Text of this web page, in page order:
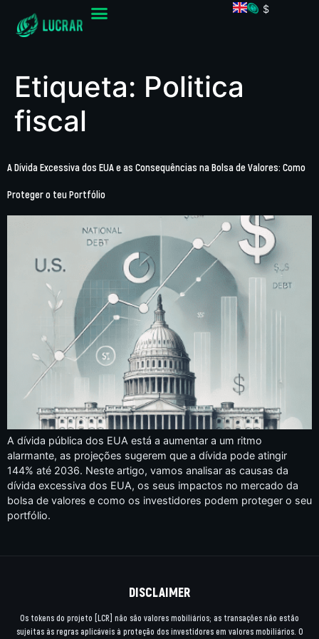
$
Etiqueta: Politica
fiscal
A Dívida Excessiva dos EUA e as Consequências na Bolsa de Valores: Como
Proteger o teu Portfólio
A dívida pública dos EUA está a aumentar a um ritmo
alarmante, as projeções sugerem que a dívida pode atingir
144% até 2036. Neste artigo, vamos analisar as causas da
dívida excessiva dos EUA, os seus impactos no mercado da
bolsa de valores e como os investidores podem proteger o seu
portfólio.
DISCLAIMER
Os tokens do projeto [LCR] não são valores mobiliários; as transações não estão
sujeitas às regras aplicáveis à proteção dos investidores em valores mobiliários. O